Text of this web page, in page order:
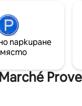
душ,
паркиране
място